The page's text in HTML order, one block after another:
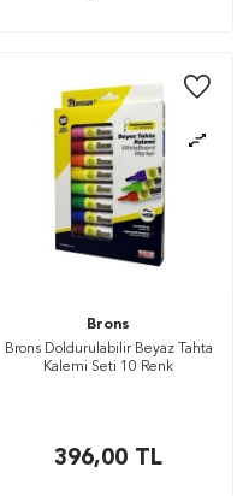
Brons
Brons Doldurulabilir Beyaz Tahta
Kalemi Seti 10 Renk
396,00 TL